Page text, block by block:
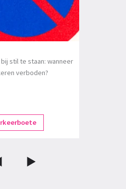
stil te staan: wanneer
verboden?